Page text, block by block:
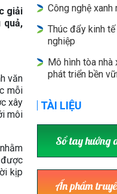
giải
quả,
văn
mỗi
xây
môi
kịp
Công nghệ
Thúc đẩy kinh
nghiệp
Mô hình tòa
phát triển bền
TÀI LIỆU
Sổ tay hướng
Ấn phẩm